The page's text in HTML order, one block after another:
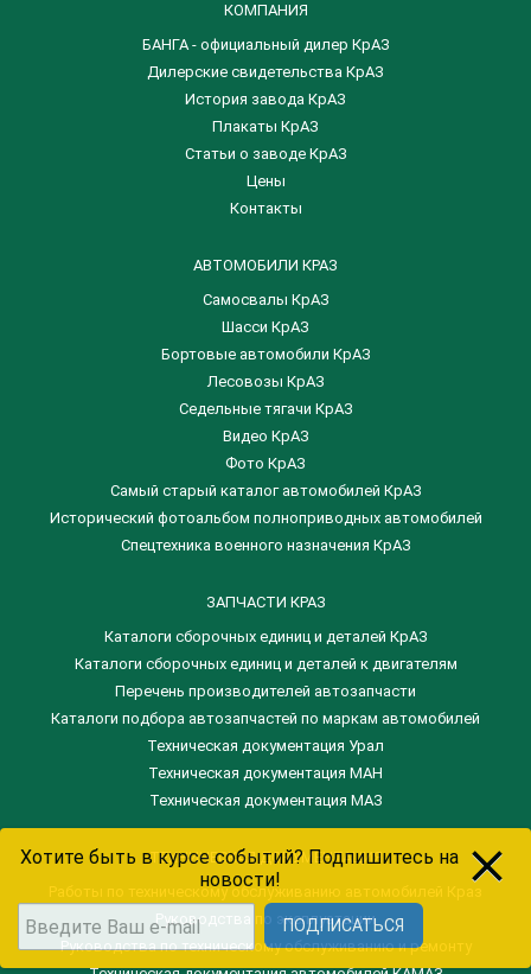
clear
Хотите быть в курсе событий? Подпишитесь на
новости!
ПОДПИСАТЬСЯ
КОМПАНИЯ
БАНГА - официальный дилер КрАЗ
Дилерские свидетельства КрАЗ
История завода КрАЗ
Плакаты КрАЗ
Статьи о заводе КрАЗ
Цены
Контакты
АВТОМОБИЛИ КРАЗ
Самосвалы КрАЗ
Шасси КрАЗ
Бортовые автомобили КрАЗ
Лесовозы КрАЗ
Седельные тягачи КрАЗ
Видео КрАЗ
Фото КрАЗ
Самый старый каталог автомобилей КрАЗ
Исторический фотоальбом полноприводных автомобилей
Спецтехника военного назначения КрАЗ
ЗАПЧАСТИ КРАЗ
Каталоги сборочных единиц и деталей КрАЗ
​Каталоги сборочных единиц и деталей к двигателям
Перечень производителей автозапчасти
Каталоги подбора автозапчастей по маркам автомобилей
Техническая документация Урал
Техническая документация МАН
Техническая документация МАЗ
ТЕХНИЧЕСКАЯ ДОКУМЕНТАЦИЯ
Работы по техническому обслуживанию автомобилей Краз
Руководства по эксплуатации
Руководства по техническому обслуживанию и ремонту